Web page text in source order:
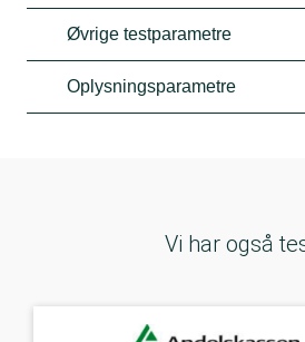
Øvrige testparametre
Oplysningsparametre
Vi har også